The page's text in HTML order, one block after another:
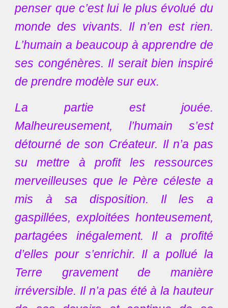
penser que c’est lui le plus évolué du
monde des vivants. Il n’en est rien.
L’humain a beaucoup à apprendre de
ses congénères. Il serait bien inspiré
de prendre modèle sur eux.
La partie est jouée.
Malheureusement, l’humain s’est
détourné de son Créateur. Il n’a pas
su mettre à profit les ressources
merveilleuses que le Père céleste a
mis à sa disposition. Il les a
gaspillées, exploitées honteusement,
partagées inégalement. Il a profité
d’elles pour s’enrichir. Il a pollué la
Terre gravement de manière
irréversible. Il n’a pas été à la hauteur